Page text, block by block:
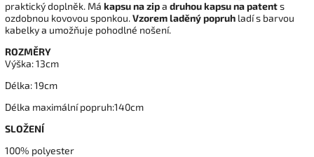
praktický doplněk. Má kapsu na zipa druhou kapsu na patents
ozdobnou kovovou sponkou.Vzorem laděný popruh ladí s barvou
kabelky a umožňuje pohodlné nošení.
ROZMĚRY
Výška: 13cm
Délka: 19cm
Délka maximální popruh:140cm
SLOŽENÍ
100% polyester